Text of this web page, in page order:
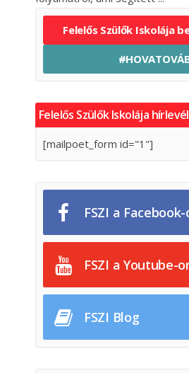
Felelős Szülők Iskolája
Felelős Szülők Iskolája hírlevél
[mailpoet_form id="1"]
FSZI a
FSZI a Youtube-
FSZI Blog